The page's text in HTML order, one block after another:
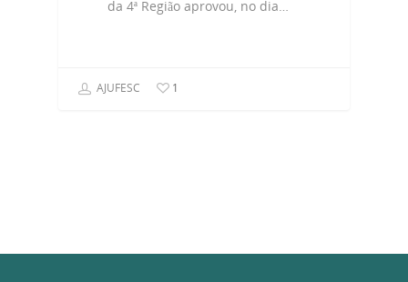
da 4ª Região aprovou, no dia…
AJUFESC 1